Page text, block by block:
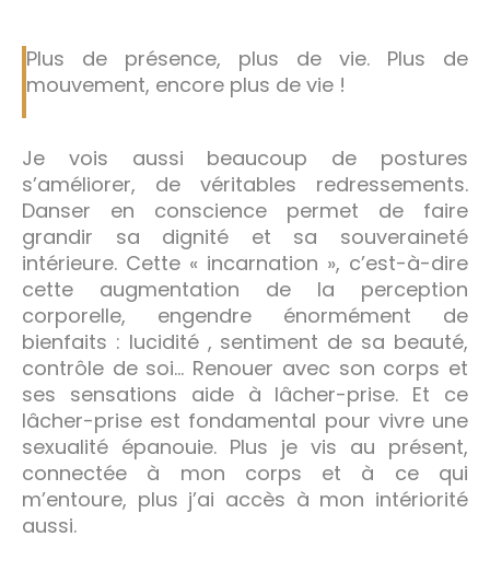
Plus de présence, plus de vie. Plus de
mouvement, encore plus de vie !
Je vois aussi beaucoup de postures
s’améliorer, de véritables redressements.
Danser en conscience permet de faire
grandir sa dignité et sa souveraineté
intérieure. Cette « incarnation », c’est-à-dire
cette augmentation de la perception
corporelle, engendre énormément de
bienfaits : lucidité , sentiment de sa beauté,
contrôle de soi… Renouer avec son corps et
ses sensations aide à lâcher-prise. Et ce
lâcher-prise est fondamental pour vivre une
sexualité épanouie. Plus je vis au présent,
connectée à mon corps et à ce qui
m’entoure, plus j’ai accès à mon intériorité
aussi.